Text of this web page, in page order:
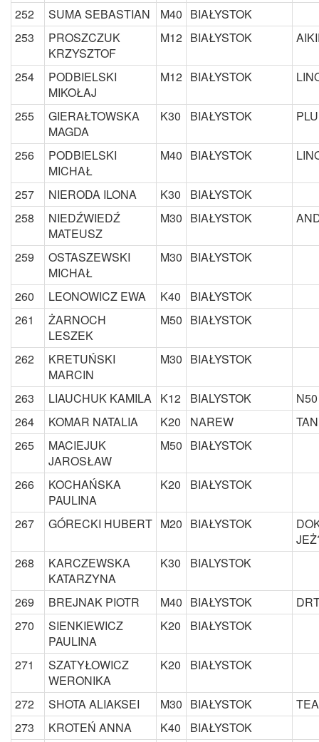
252 SUMA SEBASTIAN M40 BIAŁYSTOK
253
PROSZCZUK
KRZYSZTOF
M12 BIAŁYSTOK
254
PODBIELSKI
MIKOŁAJ
M12 BIAŁYSTOK
255
GIERAŁTOWSKA
MAGDA
K30 BIAŁYSTOK
256
PODBIELSKI
MICHAŁ
M40 BIAŁYSTOK
257 NIERODA ILONA K30
BIAŁYSTOK
258
NIEDŹWIEDŹ
MATEUSZ
M30 BIAŁYSTOK
259
OSTASZEWSKI
MICHAŁ
M30 BIAŁYSTOK
260 LEONOWICZ EWA K40
BIAŁYSTOK
261
ŻARNOCH
LESZEK
M50 BIAŁYSTOK
262
KRETUŃSKI
MARCIN
M30 BIAŁYSTOK
263 LIAUCHUK KAMILA K12 BIALYSTOK
N50
264
KOMAR NATALIA K20 NAREW
265
MACIEJUK
JAROSŁAW
M50 BIAŁYSTOK
266
KOCHAŃSKA
PAULINA
K20 BIAŁYSTOK
267 GÓRECKI HUBERT M20 BIAŁYSTOK
268
KARCZEWSKA
KATARZYNA
K30 BIALYSTOK
269 BREJNAK PIOTR M40 BIAŁYSTOK
270
SIENKIEWICZ
PAULINA
K20 BIAŁYSTOK
271
SZATYŁOWICZ
WERONIKA
K20 BIAŁYSTOK
272 SHOTA ALIAKSEI M30 BIAŁYSTOK
273
KROTEŃ ANNA K40
BIAŁYSTOK